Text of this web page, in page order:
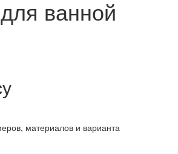
ванной
материалов и варианта